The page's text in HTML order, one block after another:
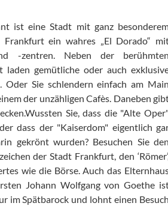
ist eine Stadt mit ganz
ein wahres „El Dorado“
-zentren. Neben der berühmten
gemütliche oder auch
Oder Sie schlendern einfach am Main
der unzähligen Cafès. Daneben
Sie, dass die "Alte
dass der "Kaiserdom" eigentlich
gekrönt wurden? Besuchen Sie den
der Stadt Frankfurt, den
wie die Börse. Auch das
Johann Wolfgang von Goethe
im Spätbarock und lohnt einen Besuch